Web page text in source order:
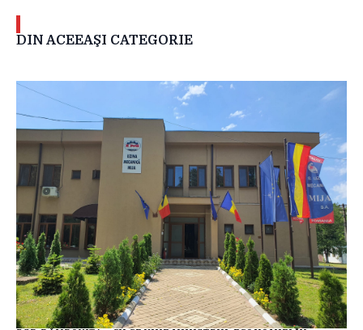
DIN ACEEAŞI CATEGORIE